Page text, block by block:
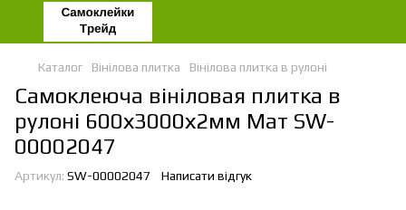
Каталог Вінілова плитка Вінілова плитка в рулоні
Самоклеюча вініловая плитка в
рулоні 600х3000х2мм Мат SW-
00002047
Артикул: SW-00002047 Написати відгук